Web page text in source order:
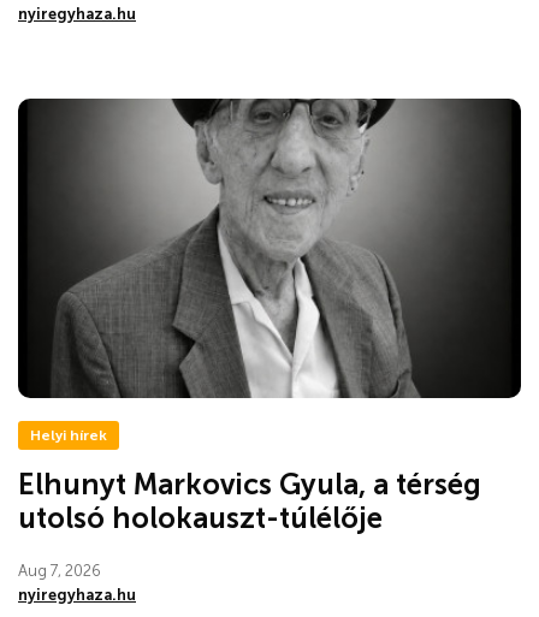
nyiregyhaza.hu
Helyi hírek
Elhunyt Markovics Gyula, a térség
utolsó holokauszt-túlélője
Aug 7, 2026
nyiregyhaza.hu